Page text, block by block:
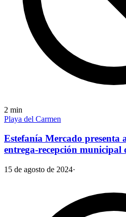
2 min
Playa del Carmen
Estefanía Mercado presenta
entrega-recepción municipal
15 de agosto de 2024·